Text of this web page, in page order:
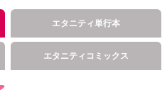
エタニティ単行本
エタニティコミックス